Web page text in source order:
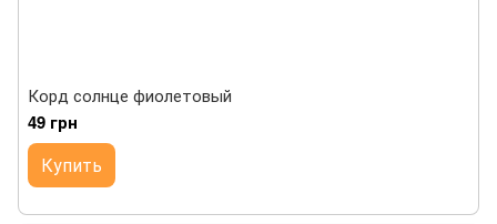
Корд солнце фиолетовый
49 грн
Купить